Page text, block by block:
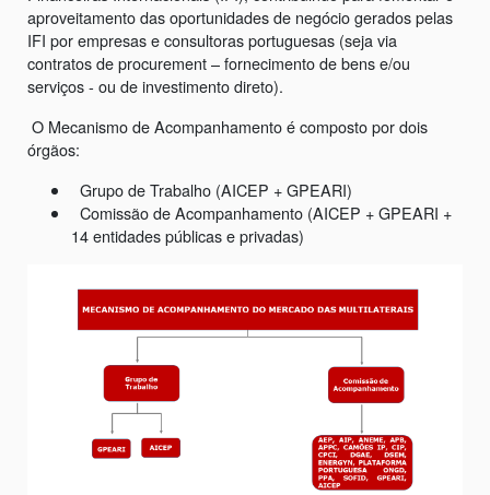
aproveitamento das oportunidades de negócio gerados pelas
IFI por empresas e consultoras portuguesas (seja via
contratos de procurement – fornecimento de bens e/ou
serviços - ou de investimento direto).
O Mecanismo de Acompanhamento é composto por dois
órgãos:
Grupo de Trabalho (AICEP + GPEARI)
Comissão de Acompanhamento (AICEP + GPEARI +
14 entidades públicas e privadas)